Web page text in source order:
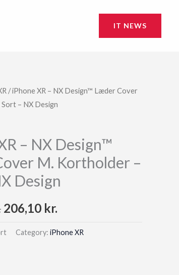
IT NEWS
/ iPhone XR – NX Design™ Læder Cover
– NX Design
– NX Design™
M. Kortholder –
Design
Original
price
206,10 kr.
price
Category:iPhone XR